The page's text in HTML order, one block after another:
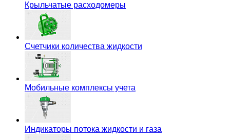
Крыльчатые расходомеры
Счетчики количества жидкости
Мобильные комплексы учета
Индикаторы потока жидкости и газа